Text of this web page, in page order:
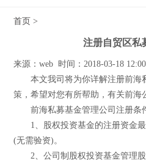
首页 >
注册自贸区私
来源：web 时间：2018-03-18
本文我司将为你详解注册前海
策，希望对您有所帮助，有关前海
前海私募基金管理公司注册条
1、股权投资基金的注册资金最
(无需验资)。
2、公司制股权投资基金管理股